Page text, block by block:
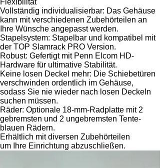
Flexibilität
Vollständig individualisierbar: Das Gehäuse
kann mit verschiedenen Zubehörteilen an
Ihre Wünsche angepasst werden.
Stapelsystem: Stapelbar und kompatibel mit
der TOP Slamrack PRO Version.
Robust: Gefertigt mit Penn Elcom HD-
Hardware für ultimative Stabilität.
Keine losen Deckel mehr: Die Schiebetüren
verschwinden ordentlich im Gehäuse,
sodass Sie nie wieder nach losen Deckeln
suchen müssen.
Räder: Optionale 18-mm-Radplatte mit 2
gebremsten und 2 ungebremsten Tente-
blauen Rädern.
Erhältlich mit diversen Zubehörteilen
um Ihre Einrichtung abzuschließen.